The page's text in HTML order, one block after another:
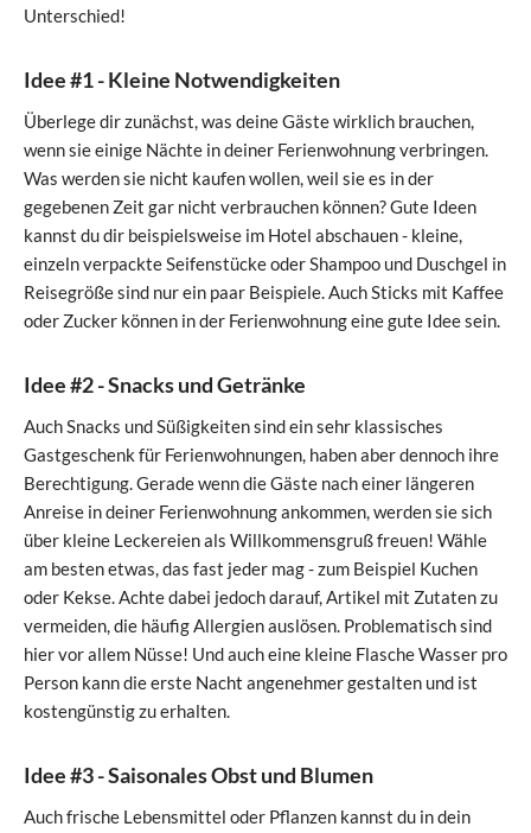
Unterschied!
Idee #1 - Kleine Notwendigkeiten
Überlege dir zunächst, was deine Gäste wirklich brauchen,
wenn sie einige Nächte in deiner Ferienwohnung verbringen.
Was werden sie nicht kaufen wollen, weil sie es in der
gegebenen Zeit gar nicht verbrauchen können? Gute Ideen
kannst du dir beispielsweise im Hotel abschauen - kleine,
einzeln verpackte Seifenstücke oder Shampoo und Duschgel in
Reisegröße sind nur ein paar Beispiele. Auch Sticks mit Kaffee
oder Zucker können in der Ferienwohnung eine gute Idee sein.
Idee #2 - Snacks und Getränke
Auch Snacks und Süßigkeiten sind ein sehr klassisches
Gastgeschenk für Ferienwohnungen, haben aber dennoch ihre
Berechtigung. Gerade wenn die Gäste nach einer längeren
Anreise in deiner Ferienwohnung ankommen, werden sie sich
über kleine Leckereien als Willkommensgruß freuen! Wähle
am besten etwas, das fast jeder mag - zum Beispiel Kuchen
oder Kekse. Achte dabei jedoch darauf, Artikel mit Zutaten zu
vermeiden, die häufig Allergien auslösen. Problematisch sind
hier vor allem Nüsse! Und auch eine kleine Flasche Wasser pro
Person kann die erste Nacht angenehmer gestalten und ist
kostengünstig zu erhalten.
Idee #3 - Saisonales Obst und Blumen
Auch frische Lebensmittel oder Pflanzen kannst du in dein